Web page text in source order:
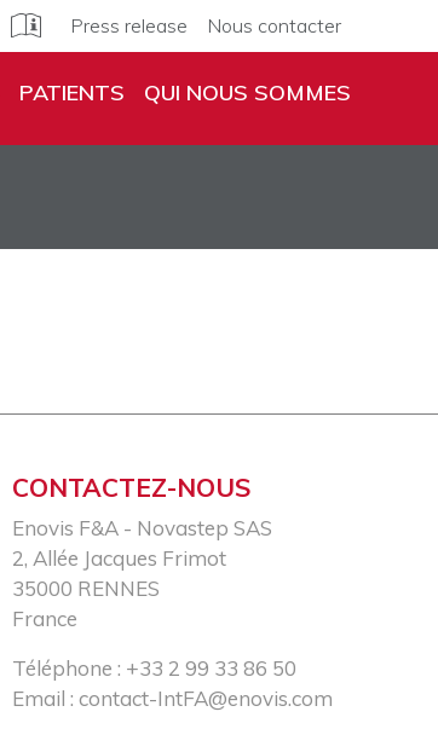
Press release Nous contacter
PATIENTS QUI NOUS SOMMES
CONTACTEZ-NOUS
Enovis F&A - Novastep SAS​
2, Allée Jacques Frimot​
35000 RENNES​
France
Téléphone : +33 2 99 33 86 50​
Email : contact-IntFA@enovis.com